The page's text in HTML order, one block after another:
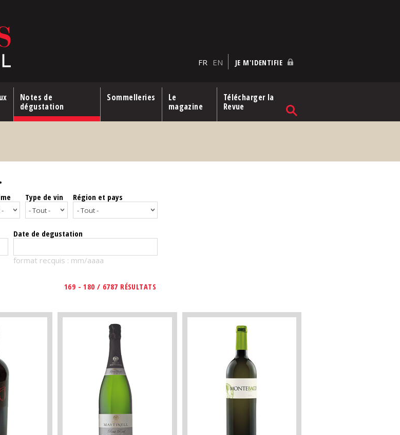
FR EN JE M'IDENTIFIE
Notes de
dégustation
Sommelleries
Le
magazine
Télécharger la
Revue
Type de vin Région et pays
Date de degustation
format recquis : mm/aaaa
169 - 180 / 6787 RÉSULTATS